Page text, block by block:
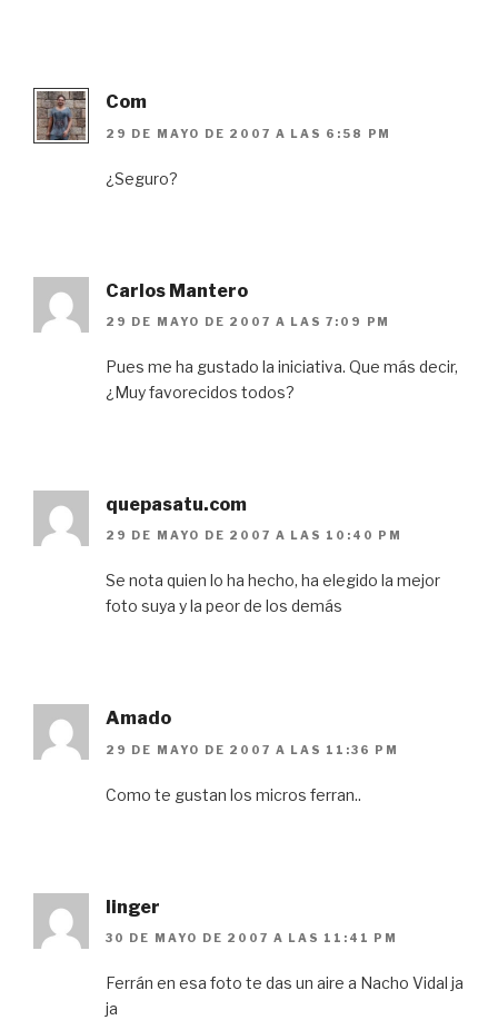
Com
29 DE MAYO DE 2007 A LAS 6:58 PM
¿Seguro?
Carlos Mantero
29 DE MAYO DE 2007 A LAS 7:09 PM
Pues me ha gustado la iniciativa. Que más decir,
¿Muy favorecidos todos?
quepasatu.com
29 DE MAYO DE 2007 A LAS 10:40 PM
Se nota quien lo ha hecho, ha elegido la mejor
foto suya y la peor de los demás
Amado
29 DE MAYO DE 2007 A LAS 11:36 PM
Como te gustan los micros ferran..
linger
30 DE MAYO DE 2007 A LAS 11:41 PM
Ferrán en esa foto te das un aire a Nacho Vidal ja
ja